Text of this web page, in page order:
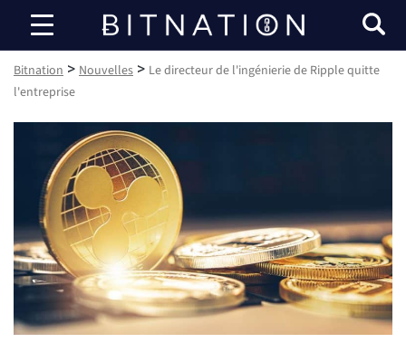
Bitnation
Bitnation > Nouvelles > Le directeur de l'ingénierie de Ripple quitte
l'entreprise